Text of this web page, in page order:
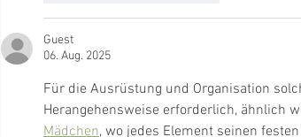
Guest
06. Aug. 2025
Für die Ausrüstung und Organisation
Herangehensweise erforderlich, ähnlich
Mädchen, wo jedes Element seinen